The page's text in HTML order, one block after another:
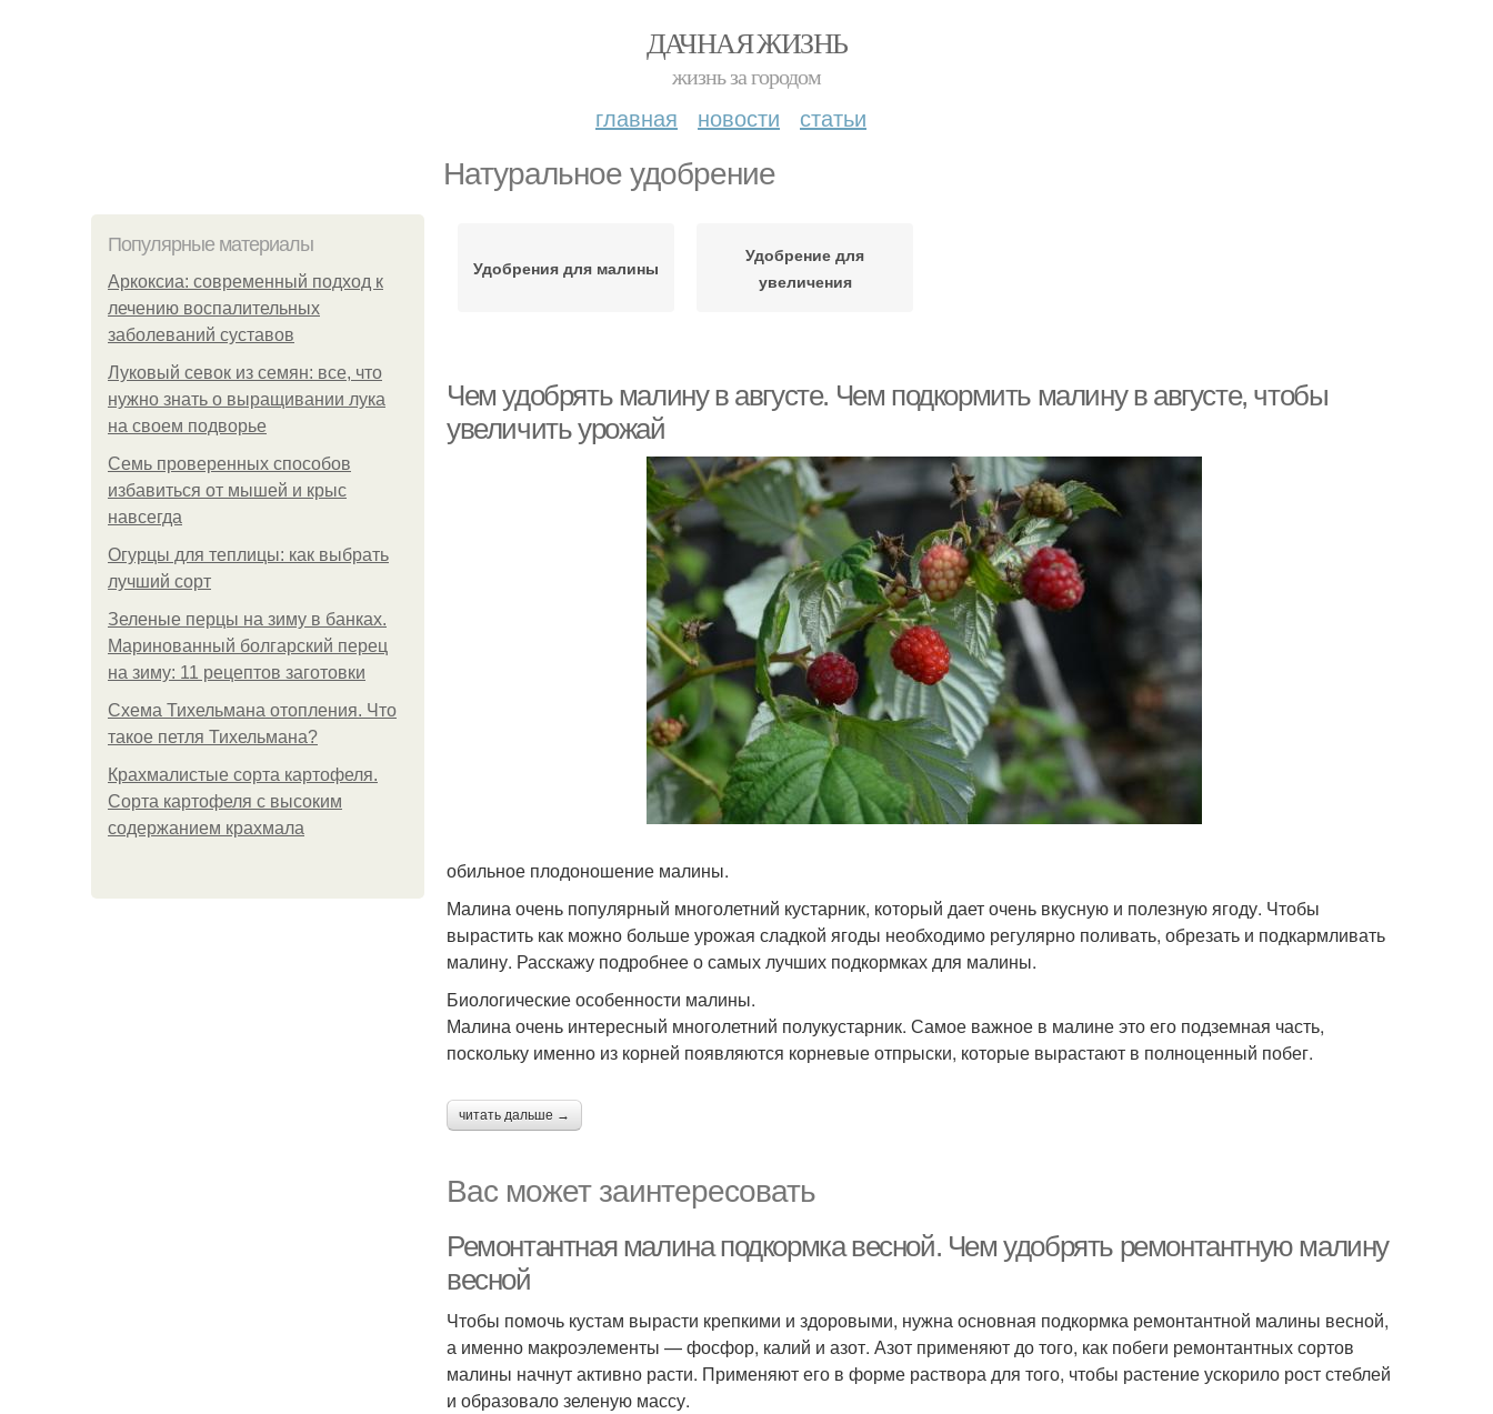
ДАЧНАЯ ЖИЗНЬ
жизнь за городом
главная новости статьи
Натуральное удобрение
Популярные материалы
Аркоксиа: современный подход к
лечению воспалительных
заболеваний суставов
Луковый севок из семян: все, что
нужно знать о выращивании лука
на своем подворье
Семь проверенных способов
избавиться от мышей и крыс
навсегда
Огурцы для теплицы: как выбрать
лучший сорт
Зеленые перцы на зиму в банках.
Маринованный болгарский перец
на зиму: 11 рецептов заготовки
Схема Тихельмана отопления. Что
такое петля Тихельмана?
Крахмалистые сорта картофеля.
Сорта картофеля с высоким
содержанием крахмала
Удобрения для малины
Удобрение для
увеличения
Чем удобрять малину в августе. Чем подкормить малину в августе, чтобы
увеличить урожай
обильное плодоношение малины.
Малина очень популярный многолетний кустарник, который дает очень вкусную и полезную ягоду. Чтобы
вырастить как можно больше урожая сладкой ягоды необходимо регулярно поливать, обрезать и подкармливать
малину. Расскажу подробнее о самых лучших подкормках для малины.
Биологические особенности малины.
Малина очень интересный многолетний полукустарник. Самое важное в малине это его подземная часть,
поскольку именно из корней появляются корневые отпрыски, которые вырастают в полноценный побег.
читать дальше →
Вас может заинтересовать
Ремонтантная малина подкормка весной. Чем удобрять ремонтантную малину
весной
Чтобы помочь кустам вырасти крепкими и здоровыми, нужна основная подкормка ремонтантной малины весной,
а именно макроэлементы — фосфор, калий и азот. Азот применяют до того, как побеги ремонтантных сортов
малины начнут активно расти. Применяют его в форме раствора для того, чтобы растение ускорило рост стеблей
и образовало зеленую массу.